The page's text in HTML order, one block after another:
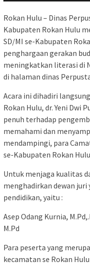
Rokan Hulu – Dinas
Kabupaten Rokan Hulu
SD/MI se-Kabupaten
penghargaan gerakan
meningkatkan literasi di
di halaman dinas
Acara ini dihadiri
Rokan Hulu, dr. Yeni Dwi
penuh terhadap
memahami dan
mendampingi, para
se-Kabupaten Rokan
Untuk menjaga kualitas
menghadirkan dewan
pendidikan, yaitu :
Asep Odang Kurnia,
M.Pd
Para peserta yang
kecamatan se Rokan